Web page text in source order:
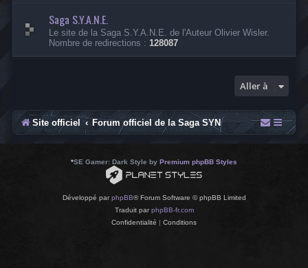
Saga S.Y.A.N.E.
Le site de la Saga S.Y.A.N.E. de l'Auteur Olivier Wisler.
Nombre de redirections : 128087
Aller à
Site officiel Forum officiel de la Saga SYN
*SE Gamer: Dark Style by Premium phpBB Styles
Développé parphpBB® Forum Software © phpBB Limited
Traduit parphpBB-fr.com
Confidentialité | Conditions